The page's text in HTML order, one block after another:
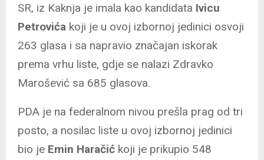
SR, iz Kaknja je imala kao kandidata Ivicu
Petrovića koji je u ovoj izbornoj jedinici osvoji
263 glasa i sa napravio značajan iskorak
prema vrhu liste, gdje se nalazi Zdravko
Marošević sa 685 glasova.
PDA je na federalnom nivou prešla prag od tri
posto, a nosilac liste u ovoj izbornoj jedinici
bio je Emin Haračić koji je prikupio 548